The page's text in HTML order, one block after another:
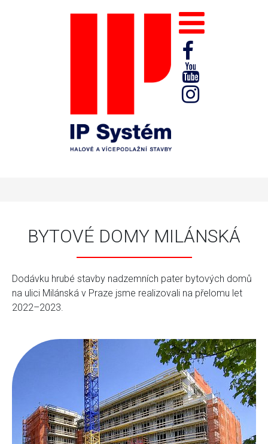
BYTOVÉ DOMY MILÁNSKÁ
Dodávku hrubé stavby nadzemních pater bytových domů
na ulici Milánská v Praze jsme realizovali na přelomu let
2022–2023.